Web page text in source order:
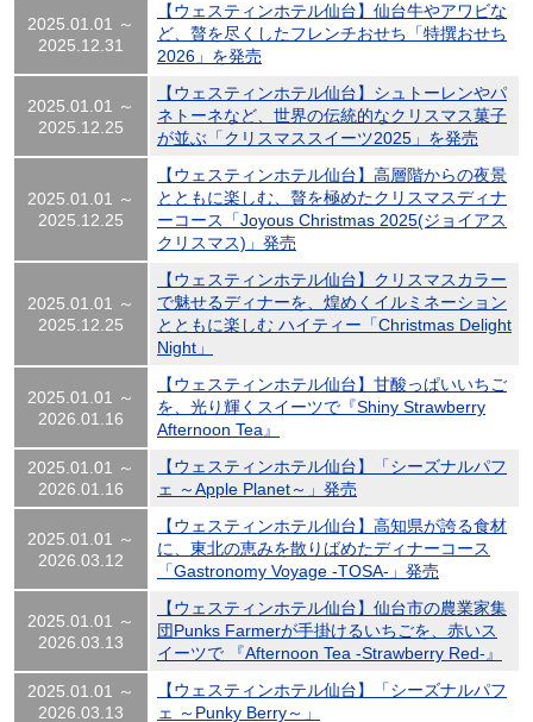
2025.01.01 ～
2025.12.31
【ウェスティンホテル仙台】仙台牛やアワビな
ど、贅を尽くしたフレンチおせち「特撰おせち
2026」を発売
2025.01.01 ～
2025.12.25
【ウェスティンホテル仙台】シュトーレンやパ
ネトーネなど、世界の伝統的なクリスマス菓子
が並ぶ「クリスマススイーツ2025」を発売
2025.01.01 ～
2025.12.25
【ウェスティンホテル仙台】高層階からの夜景
とともに楽しむ、贅を極めたクリスマスディナ
ーコース「Joyous Christmas 2025(ジョイアス
クリスマス)」発売
2025.01.01 ～
2025.12.25
【ウェスティンホテル仙台】クリスマスカラー
で魅せるディナーを、煌めくイルミネーション
とともに楽しむ ハイティー「Christmas Delight
Night」
2025.01.01 ～
2026.01.16
【ウェスティンホテル仙台】甘酸っぱいいちご
を、光り輝くスイーツで『Shiny Strawberry
Afternoon Tea』
2025.01.01 ～
2026.01.16
【ウェスティンホテル仙台】「シーズナルパフ
ェ ～Apple Planet～」発売
2025.01.01 ～
2026.03.12
【ウェスティンホテル仙台】高知県が誇る食材
に、東北の恵みを散りばめたディナーコース
「Gastronomy Voyage -TOSA-」発売
2025.01.01 ～
2026.03.13
【ウェスティンホテル仙台】仙台市の農業家集
団Punks Farmerが手掛けるいちごを、赤いス
イーツで 『Afternoon Tea -Strawberry Red-』
2025.01.01 ～
2026.03.13
【ウェスティンホテル仙台】「シーズナルパフ
ェ ～Punky Berry～」